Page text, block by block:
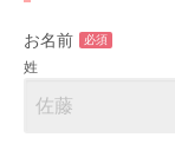
お名前 必須
姓